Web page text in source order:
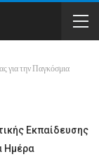
για την Παγκόσμια
Εκπαίδευσης
Ημέρα